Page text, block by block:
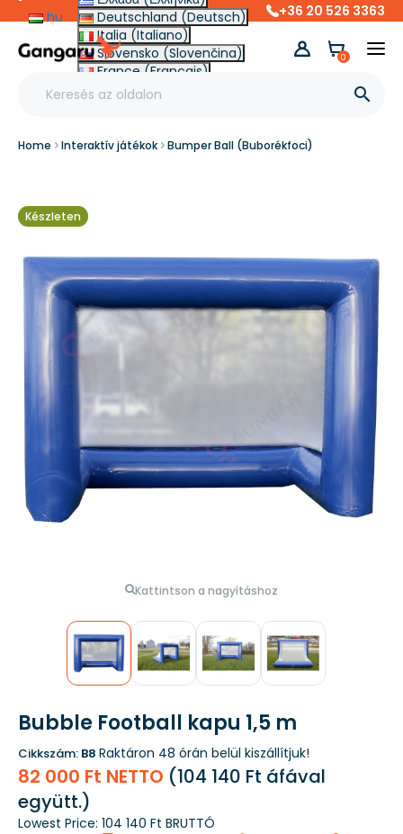
hu
Deutschland (Deutsch)
Italia (Italiano)
Slovensko (Slovenčina)
France (Français)
Other (English €)
+36 20 526 3363

0
Home Interaktív játékok Bumper Ball (Buborékfoci)
Készleten
Kattintson a nagyításhoz
Bubble Football kapu 1,5 m
Cikkszám: B8 Raktáron 48 órán belül kiszállítjuk!
82 000 Ft NETTO (104 140 Ft áfával
együtt.)
Lowest Price: 104 140 Ft BRUTTÓ